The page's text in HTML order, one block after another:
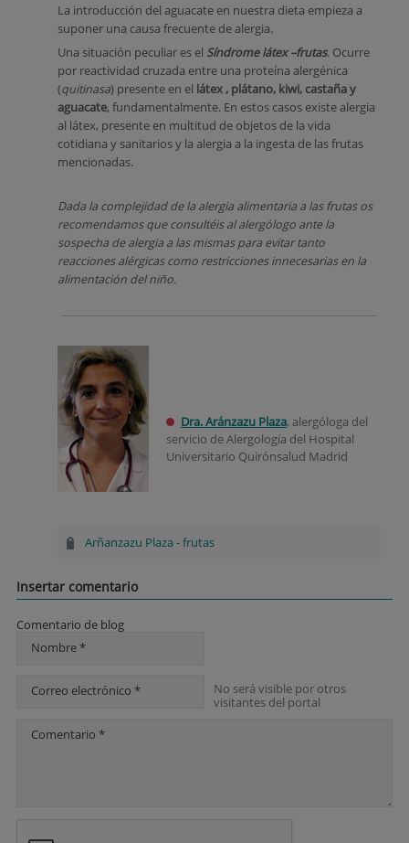
La introducción del aguacate en nuestra dieta empieza a
suponer una causa frecuente de alergia.
Una situación peculiar es el Síndrome látex –frutas. Ocurre
por reactividad cruzada entre una proteína alergénica
(quitinasa) presente en el látex , plátano, kiwi, castaña y
aguacate, fundamentalmente. En estos casos existe alergia
al látex, presente en multitud de objetos de la vida
cotidiana y sanitarios y la alergia a la ingesta de las frutas
mencionadas.
Dada la complejidad de la alergia alimentaria a las frutas os
recomendamos que consultéis al alergólogo ante la
sospecha de alergia a las mismas para evitar tanto
reacciones alérgicas como restricciones innecesarias en la
alimentación del niño.
Dra. Aránzazu Plaza, alergóloga del
servicio de Alergología del Hospital
Universitario Quirónsalud Madrid
Arñanzazu Plaza -frutas
Insertar comentario
Comentario de blog
Nombre *
Correo electrónico *
No será visible por otros
visitantes del portal
Comentario *